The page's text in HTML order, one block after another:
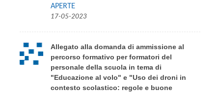
APERTE
17-05-2023
Allegato alla domanda di ammissione al
percorso formativo per formatori del
personale della scuola in tema di
"Educazione al volo" e "Uso dei droni in
contesto scolastico: regole e buone